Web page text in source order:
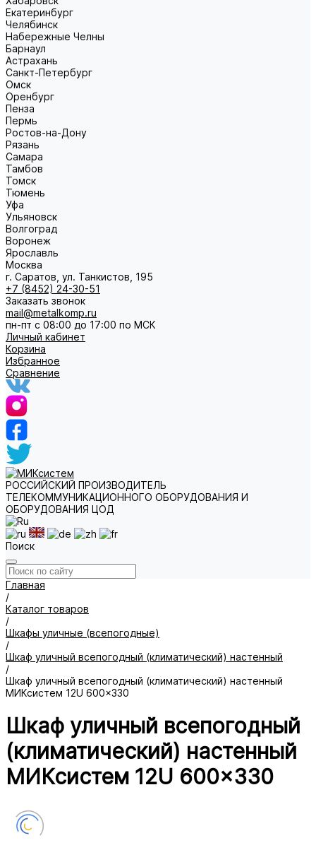
Екатеринбург
Челябинск
Набережные Челны
Барнаул
Астрахань
Санкт-Петербург
Омск
Оренбург
Пенза
Пермь
Ростов-на-Дону
Рязань
Самара
Тамбов
Томск
Тюмень
Уфа
Ульяновск
Волгоград
Воронеж
Ярославль
Москва
г. Саратов, ул. Танкистов, 195
+7 (8452) 24-30-51
Заказать звонок
mail@metalkomp.ru
пн-пт с 08:00 до 17:00 по МСК
Личный кабинет
Корзина
Избранное
Сравнение
РОССИЙСКИЙ ПРОИЗВОДИТЕЛЬ
ТЕЛЕКОММУНИКАЦИОННОГО ОБОРУДОВАНИЯ И
ОБОРУДОВАНИЯ ЦОД
Поиск
Главная
/
Каталог товаров
/
Шкафы уличные (всепогодные)
/
Шкаф уличный всепогодный (климатический) настенный
/
Шкаф уличный всепогодный (климатический) настенный
МИКсистем 12U 600x330
Шкаф уличный всепогодный
(климатический) настенный
МИКсистем 12U 600x330